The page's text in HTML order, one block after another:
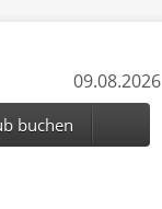
09.08.2026
buchen